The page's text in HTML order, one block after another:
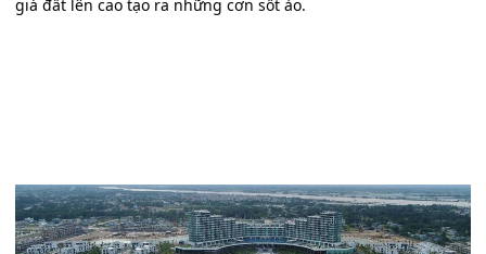
giá đất lên cao tạo ra những cơn sốt ảo.